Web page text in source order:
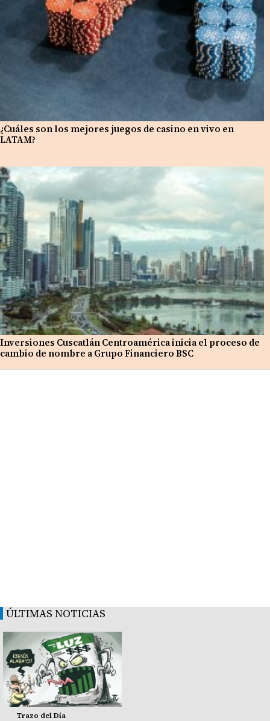
¿Cuáles son los mejores juegos de casino en vivo en
LATAM?
Inversiones Cuscatlán Centroamérica inicia el proceso de
cambio de nombre a Grupo Financiero BSC
ÚLTIMAS NOTICIAS
Trazo del Día